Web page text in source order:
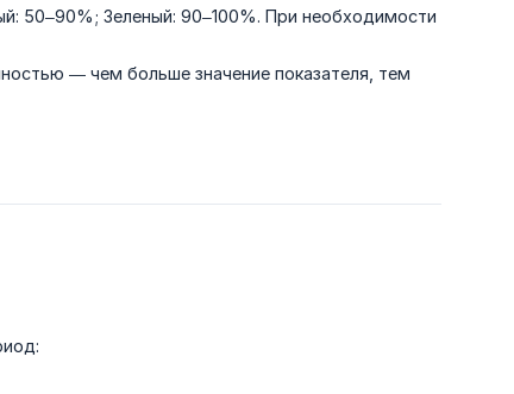
50–90%; Зеленый: 90–100%. При необходимости
— чем больше значение показателя, тем